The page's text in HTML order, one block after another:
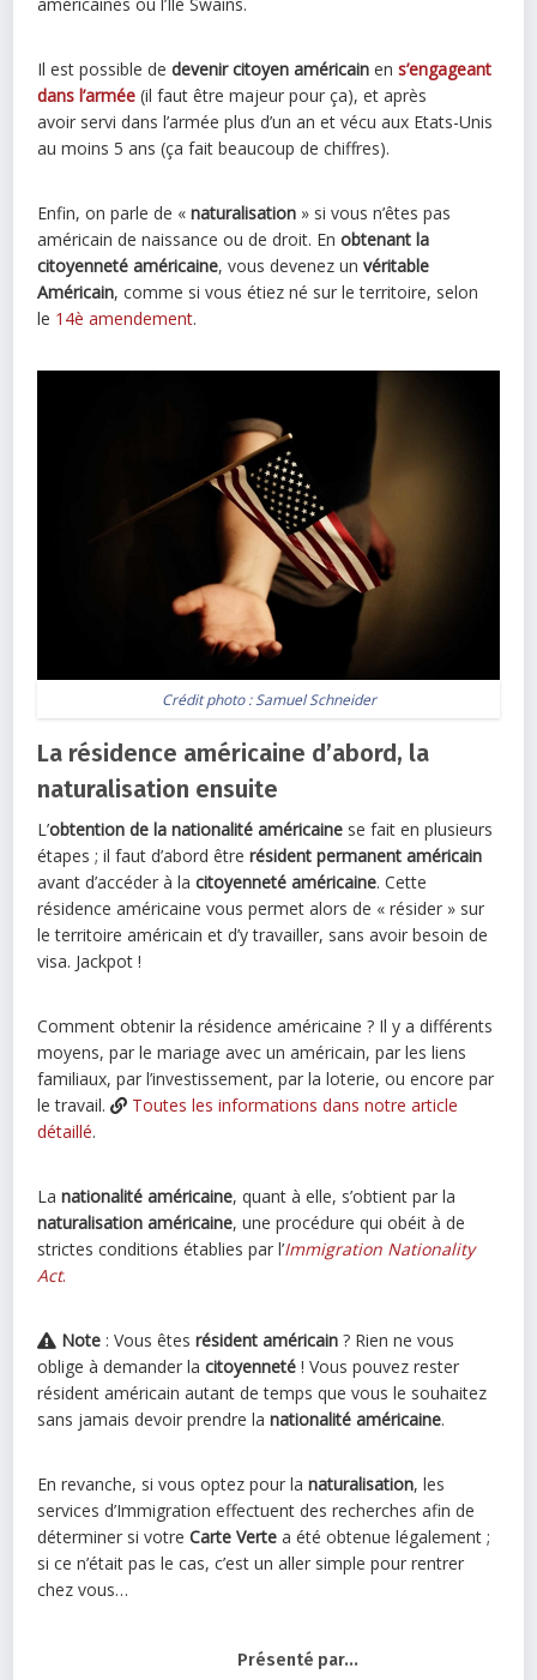
américaines ou l’Île Swains.
Il est possible dedevenir citoyen américain ens’engageant
dans l’armée (il faut être majeur pour ça), et après
avoir servi dans l’armée plus d’un an et vécu aux Etats-Unis
au moins 5 ans (ça fait beaucoup de chiffres).
Enfin, on parle de «naturalisation » si vous n’êtes pas
américain de naissance ou de droit. Enobtenant la
citoyenneté américaine, vous devenez unvéritable
Américain, comme si vous étiez né sur le territoire, selon
le 14è amendement.
Crédit photo :Samuel Schneider
La résidence américaine d’abord, la
naturalisation ensuite
L’obtention de la nationalité américaine se fait en plusieurs
étapes ; il faut d’abord êtrerésident permanent américain
avant d’accéder à lacitoyenneté américaine. Cette
résidence américaine vous permet alors de « résider » sur
le territoire américain et d’y travailler, sans avoir besoin de
visa. Jackpot !
Comment obtenir la résidence américaine ? Il y a différents
moyens, par le mariage avec un américain, par les liens
familiaux, par l’investissement, par la loterie, ou encore par
le travail.
Toutes les informations dans notre article
détaillé.
Lanationalité américaine, quant à elle, s’obtient par la
naturalisation américaine, une procédure qui obéit à de
strictes conditions établies par l’Immigration Nationality
Act.
Note : Vous êtesrésident américain? Rien ne vous
oblige à demander lacitoyenneté ! Vous pouvez rester
résident américain autant de temps que vous le souhaitez
sans jamais devoir prendre lanationalité américaine.
En revanche, si vous optez pour lanaturalisation, les
services d’Immigration effectuent des recherches afin de
déterminer si votreCarte Verte a été obtenue légalement ;
si ce n’était pas le cas, c’est un aller simple pour rentrer
chez vous…
Présenté par...